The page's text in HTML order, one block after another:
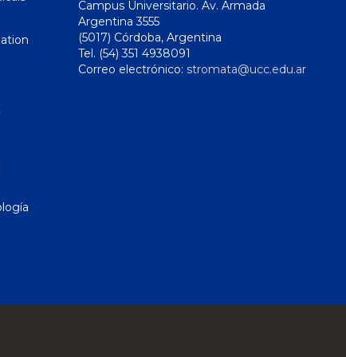
Campus Universitario. Av. Armada
Argentina 3555
(5017) Córdoba, Argentina
Tel. (54) 351 4938091
Correo electrónico: stromata@ucc.edu.ar